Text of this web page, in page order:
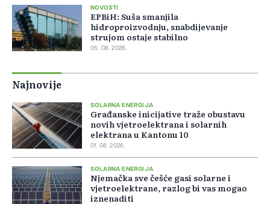
NOVOSTI
EPBiH: Suša smanjila
hidroproizvodnju, snabdijevanje
strujom ostaje stabilno
05. 08. 2026.
Najnovije
SOLARNA ENERGIJA
Građanske inicijative traže obustavu
novih vjetroelektrana i solarnih
elektrana u Kantonu 10
01. 08. 2026.
SOLARNA ENERGIJA
Njemačka sve češće gasi solarne i
vjetroelektrane, razlog bi vas mogao
iznenaditi